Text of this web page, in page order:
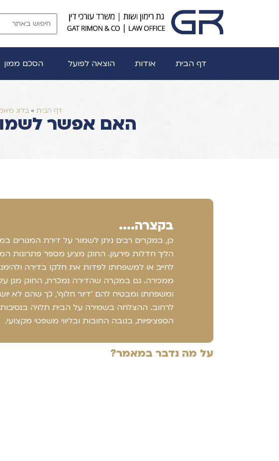
דף הבית אודות הוצאה לפועל הסכם ממון
דף הבית »בלוג
האם אפשר
בקצרה....
כן, במקרים רבים ניתן לשמור על דירת המגורים
הליך חדלות פירעון. החוק מציע מספר פתרונות
לחייב או למשפחתו לפדות את חלקו בדירה
ממכירה. גם במקרה שהדירה נמכרת, החוק מגן על
ומשפחתו ומבטיח להם 'דיור חלוף', כך שהם לא
לרחוב. ההצלחה בשמירה על הבית תלויה בנסיבות
הספציפיות, בגובה החובות ובליווי משפטי מקצועי.
על מה נדבר במאמר?